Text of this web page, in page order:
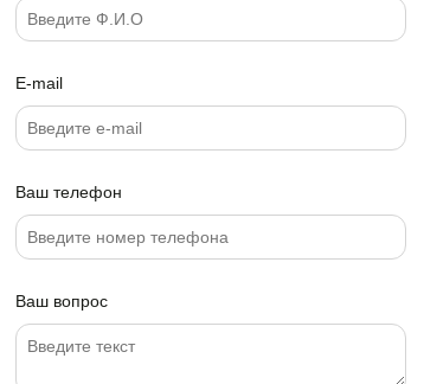
E-mail
Ваш телефон
Ваш вопрос